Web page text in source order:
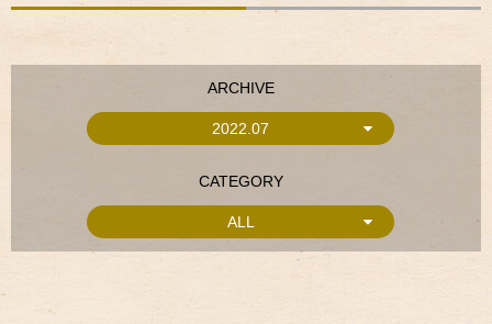
ARCHIVE
2022.07
CATEGORY
ALL